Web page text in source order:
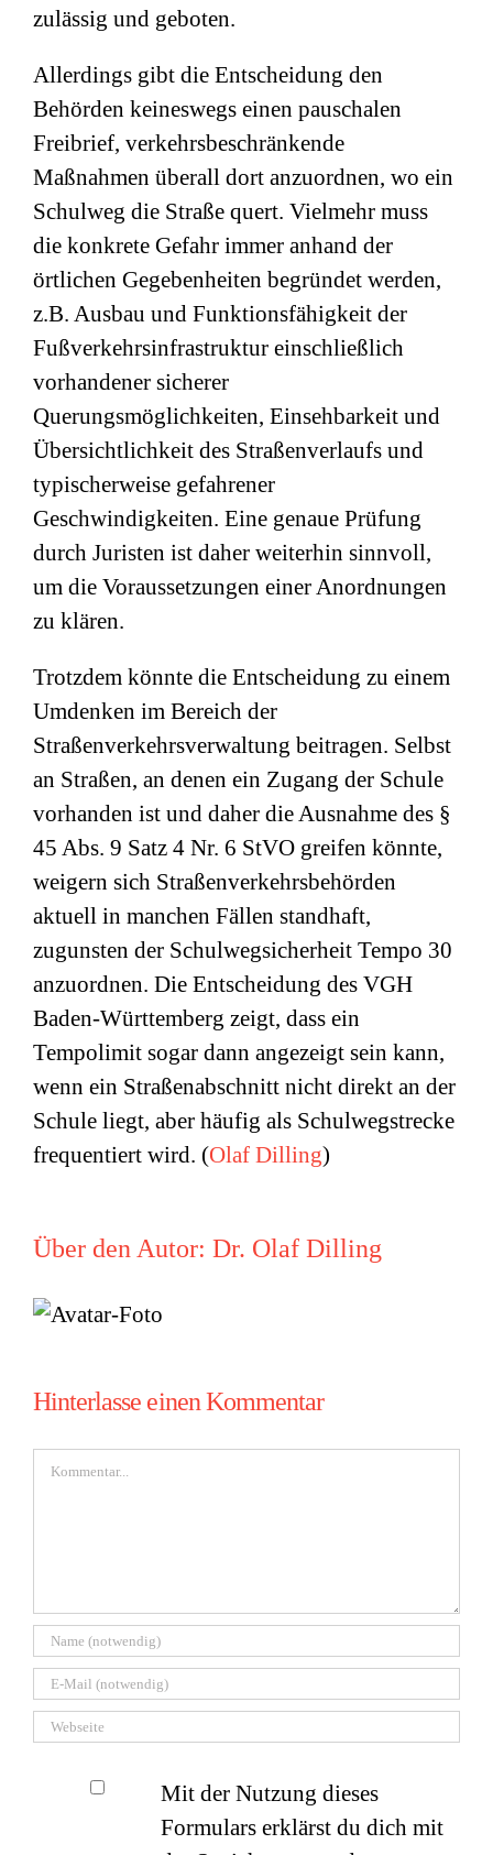
zulässig und geboten.
Allerdings gibt die Entscheidung den
Behörden keineswegs einen pauschalen
Freibrief, verkehrsbeschränkende
Maßnahmen überall dort anzuordnen, wo ein
Schulweg die Straße quert. Vielmehr muss
die konkrete Gefahr immer anhand der
örtlichen Gegebenheiten begründet werden,
z.B. Ausbau und Funktionsfähigkeit der
Fußverkehrsinfrastruktur einschließlich
vorhandener sicherer
Querungsmöglichkeiten, Einsehbarkeit und
Übersichtlichkeit des Straßenverlaufs und
typischerweise gefahrener
Geschwindigkeiten. Eine genaue Prüfung
durch Juristen ist daher weiterhin sinnvoll,
um die Voraussetzungen einer Anordnungen
zu klären.
Trotzdem könnte die Entscheidung zu einem
Umdenken im Bereich der
Straßenverkehrsverwaltung beitragen. Selbst
an Straßen, an denen ein Zugang der Schule
vorhanden ist und daher die Ausnahme des §
45 Abs. 9 Satz 4 Nr. 6 StVO greifen könnte,
weigern sich Straßenverkehrsbehörden
aktuell in manchen Fällen standhaft,
zugunsten der Schulwegsicherheit Tempo 30
anzuordnen. Die Entscheidung des VGH
Baden-Württemberg zeigt, dass ein
Tempolimit sogar dann angezeigt sein kann,
wenn ein Straßenabschnitt nicht direkt an der
Schule liegt, aber häufig als Schulwegstrecke
frequentiert wird. (Olaf Dilling)
Über den Autor: Dr. Olaf Dilling
Hinterlasse einen Kommentar
Kommentar
Mit der Nutzung dieses
Formulars erklärst du dich mit